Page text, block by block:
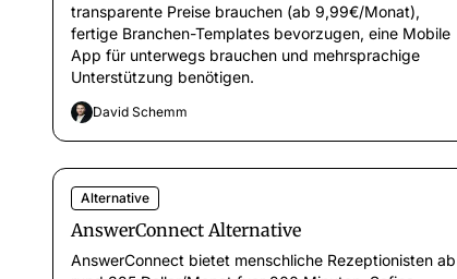
transparente Preise brauchen (ab 9,99€/Monat),
fertige Branchen-Templates bevorzugen, eine Mobile
App für unterwegs brauchen und mehrsprachige
Unterstützung benötigen.
David Schemm
Alternative
AnswerConnect Alternative
AnswerConnect bietet menschliche Rezeptionisten ab